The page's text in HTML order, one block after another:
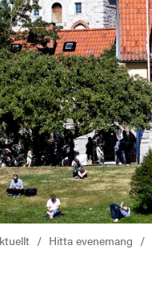
evenemang
Aktuellt
Publikationer
Om ossHitta evenemang